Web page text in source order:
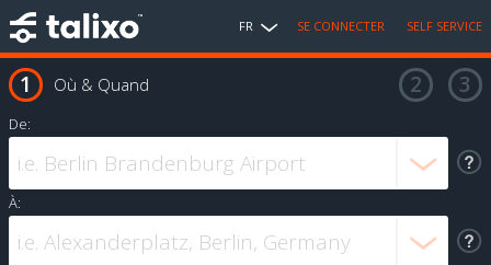
FR SE CONNECTER SELF SERVICE
Où & Quand
De:
À: